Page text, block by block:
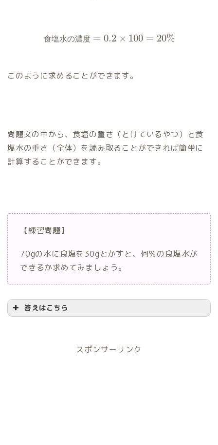
食塩水の濃度 = 0.2 × 100 = 20%
このように求めることができます。
問題文の中から、食塩の重さ（とけているやつ）と食
塩水の重さ（全体）を読み取ることができれば簡単に
計算することができます。
【練習問題】
70gの水に食塩を30gとかすと、何％の食塩水が
できるか求めてみましょう。
答えはこちら
スポンサーリンク